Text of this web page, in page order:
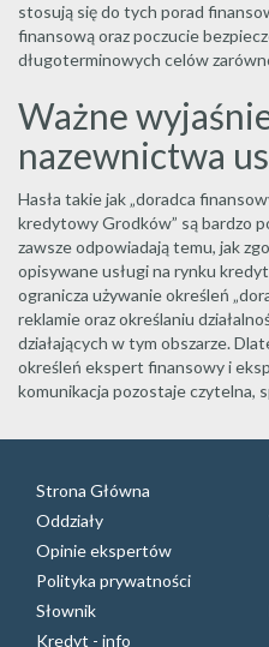
stosują się do tych porad
finansową oraz poczucie
długoterminowych celów
Ważne
nazewnictwa
Hasła takie jak „doradca
kredytowy Grodków” są bardzo
zawsze odpowiadają temu, jak
opisywane usługi na rynku
ogranicza używanie określeń
reklamie oraz określaniu
działających w tym obszarze.
określeń ekspert finansowy i
komunikacja pozostaje czytelna,
Strona Główna
Oddziały
Opinie ekspertów
Polityka prywatności
Słownik
Kredyt - info